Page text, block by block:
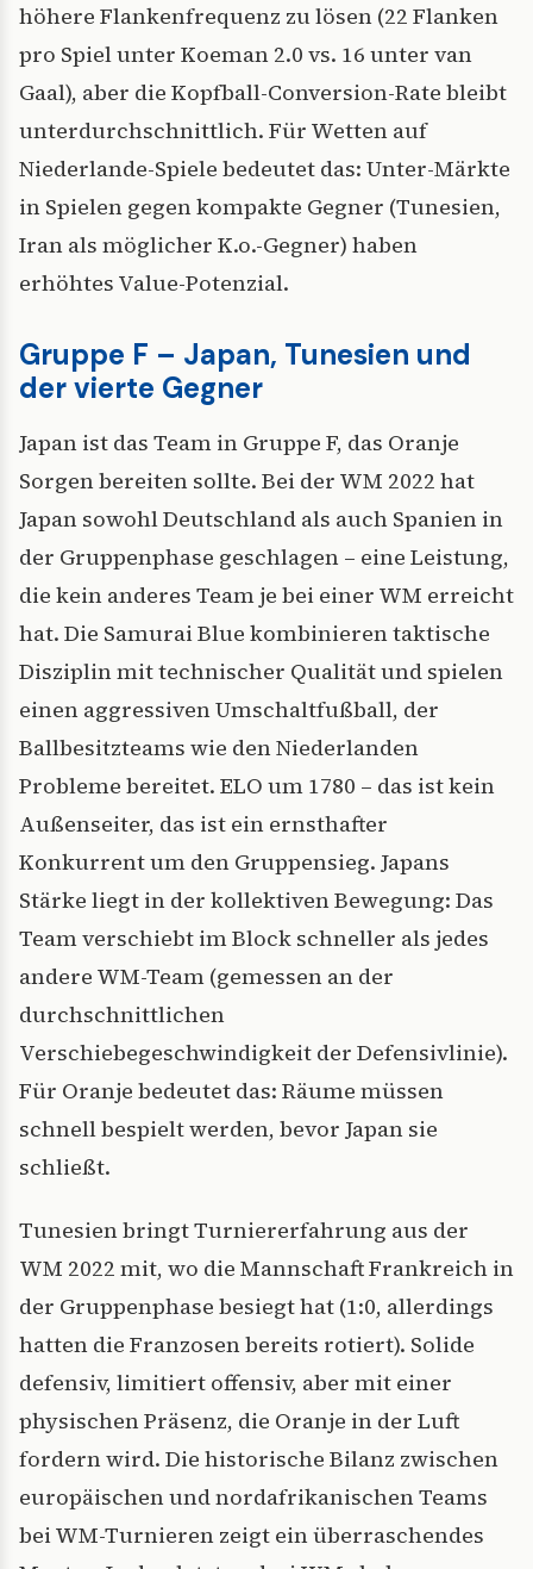
höhere Flankenfrequenz zu lösen (22 Flanken
pro Spiel unter Koeman 2.0 vs. 16 unter van
Gaal), aber die Kopfball-Conversion-Rate bleibt
unterdurchschnittlich. Für Wetten auf
Niederlande-Spiele bedeutet das: Unter-Märkte
in Spielen gegen kompakte Gegner (Tunesien,
Iran als möglicher K.o.-Gegner) haben
erhöhtes Value-Potenzial.
Gruppe F – Japan, Tunesien und
der vierte Gegner
Japan ist das Team in Gruppe F, das Oranje
Sorgen bereiten sollte. Bei der WM 2022 hat
Japan sowohl Deutschland als auch Spanien in
der Gruppenphase geschlagen – eine Leistung,
die kein anderes Team je bei einer WM erreicht
hat. Die Samurai Blue kombinieren taktische
Disziplin mit technischer Qualität und spielen
einen aggressiven Umschaltfußball, der
Ballbesitzteams wie den Niederlanden
Probleme bereitet. ELO um 1780 – das ist kein
Außenseiter, das ist ein ernsthafter
Konkurrent um den Gruppensieg. Japans
Stärke liegt in der kollektiven Bewegung: Das
Team verschiebt im Block schneller als jedes
andere WM-Team (gemessen an der
durchschnittlichen
Verschiebegeschwindigkeit der Defensivlinie).
Für Oranje bedeutet das: Räume müssen
schnell bespielt werden, bevor Japan sie
schließt.
Tunesien bringt Turniererfahrung aus der
WM 2022 mit, wo die Mannschaft Frankreich in
der Gruppenphase besiegt hat (1:0, allerdings
hatten die Franzosen bereits rotiert). Solide
defensiv, limitiert offensiv, aber mit einer
physischen Präsenz, die Oranje in der Luft
fordern wird. Die historische Bilanz zwischen
europäischen und nordafrikanischen Teams
bei WM-Turnieren zeigt ein überraschendes